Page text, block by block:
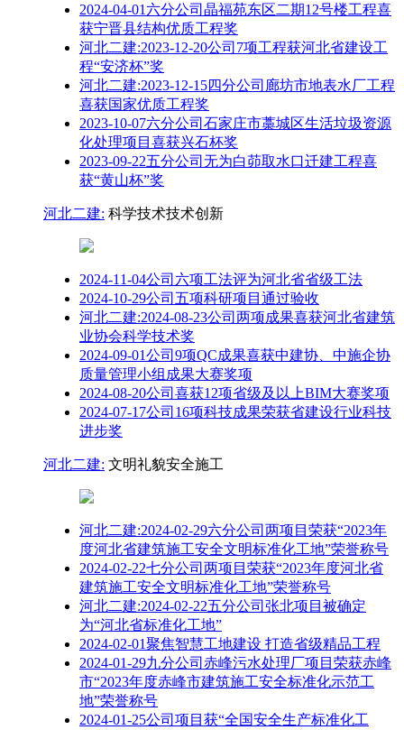
2024-04-01六分公司晶福苑东区二期12号楼工程喜
获宁晋县结构优质工程奖
河北二建:2023-12-20公司7项工程获河北省建设工
程“安济杯”奖
河北二建:2023-12-15四分公司廊坊市地表水厂工程
喜获国家优质工程奖
2023-10-07六分公司石家庄市藁城区生活垃圾资源
化处理项目喜获兴石杯奖
2023-09-22五分公司无为白茆取水口迁建工程喜
获“黄山杯”奖
河北二建: 科学技术技术创新
2024-11-04公司六项工法评为河北省省级工法
2024-10-29公司五项科研项目通过验收
河北二建:2024-08-23公司两项成果喜获河北省建筑
业协会科学技术奖
2024-09-01公司9项QC成果喜获中建协、中施企协
质量管理小组成果大赛奖项
2024-08-20公司喜获12项省级及以上BIM大赛奖项
2024-07-17公司16项科技成果荣获省建设行业科技
进步奖
河北二建: 文明礼貌安全施工
河北二建:2024-02-29六分公司两项目荣获“2023年
度河北省建筑施工安全文明标准化工地”荣誉称号
2024-02-22七分公司两项目荣获“2023年度河北省
建筑施工安全文明标准化工地”荣誉称号
河北二建:2024-02-22五分公司张北项目被确定
为“河北省标准化工地”
2024-02-01聚焦智慧工地建设 打造省级精品工程
2024-01-29九分公司赤峰污水处理厂项目荣获赤峰
市“2023年度赤峰市建筑施工安全标准化示范工
地”荣誉称号
2024-01-25公司项目获“全国安全生产标准化工